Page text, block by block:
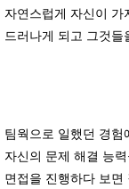
자연스럽게 자신이
드러나게 되고 그것
팀웍으로 일했던 경
자신의 문제 해결 능
면접을 진행하다 보